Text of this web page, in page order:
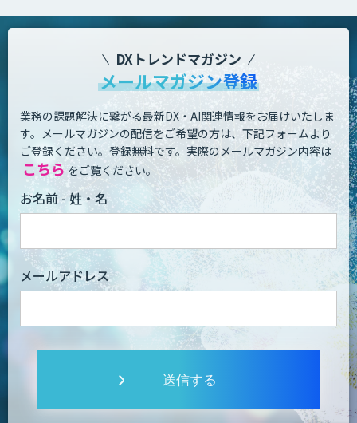
DXトレンドマガジン
メールマガジン登録
業務の課題解決に繋がる最新DX・AI関連情報をお届けいたしま
す。 メールマガジンの配信をご希望の方は、下記フォームより
ご登録ください。登録無料です。 実際のメールマガジン内容は
こちら をご覧ください。
お名前 - 姓・名
メールアドレス
送信する